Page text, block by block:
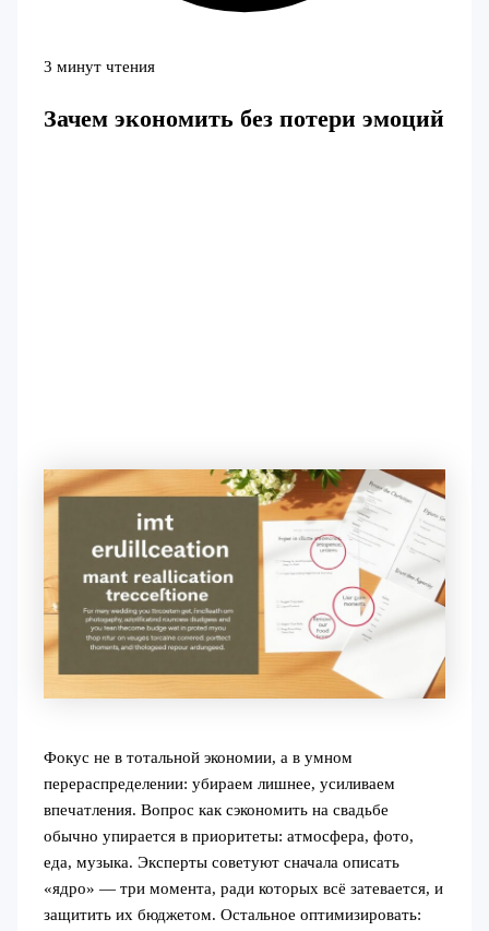
3 минут чтения
Зачем экономить без потери эмоций
Фокус не в тотальной экономии, а в умном
перераспределении: убираем лишнее, усиливаем
впечатления. Вопрос как сэкономить на свадьбе
обычно упирается в приоритеты: атмосфера, фото,
еда, музыка. Эксперты советуют сначала описать
«ядро» — три момента, ради которых всё затевается, и
защитить их бюджетом. Остальное оптимизировать: